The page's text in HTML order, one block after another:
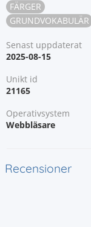
FÄRGER
GRUNDVOKABULÄR
Senast uppdaterat
2025-08-15
Unikt id
21165
Operativsystem
Webbläsare
Recensioner